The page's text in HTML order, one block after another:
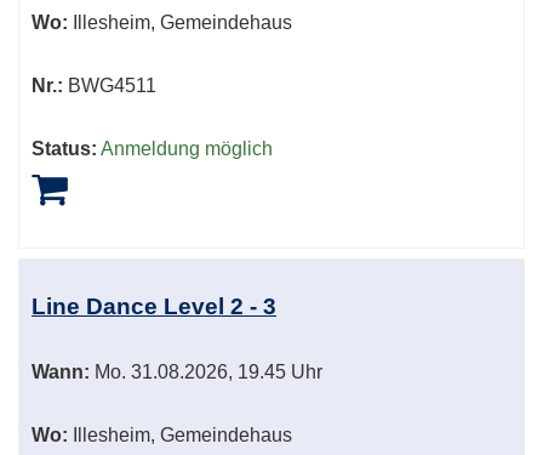
Wo: Illesheim, Gemeindehaus
Nr.: BWG4511
Status: Anmeldung möglich
Line Dance Level 2 - 3
Wann: Mo. 31.08.2026, 19.45 Uhr
Wo: Illesheim, Gemeindehaus